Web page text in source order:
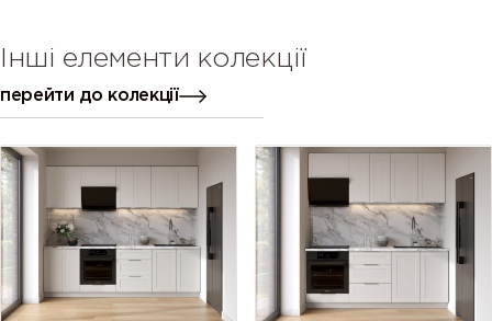
Інші елементи колекції
перейти до колекції